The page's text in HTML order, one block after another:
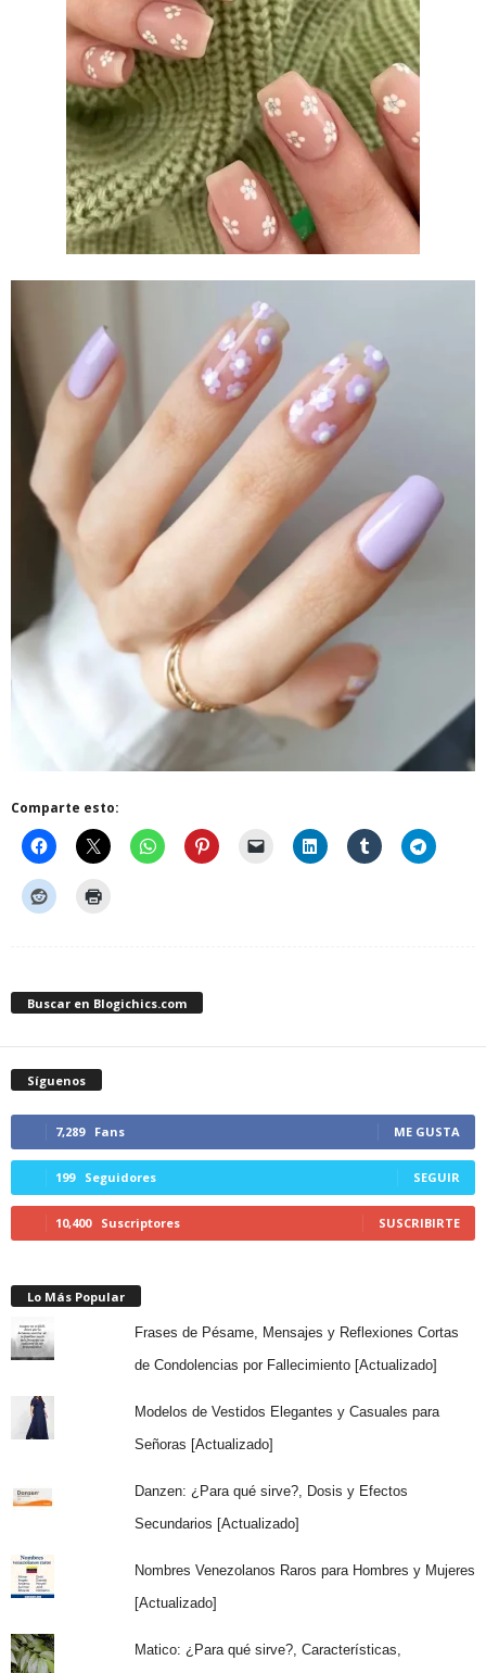
Comparte esto:
Buscar en Blogichics.com
Síguenos
7,289 Fans ME GUSTA
199 Seguidores SEGUIR
10,400 Suscriptores SUSCRIBIRTE
Lo Más Popular
Frases de Pésame, Mensajes y Reflexiones Cortas
de Condolencias por Fallecimiento [Actualizado]
Modelos de Vestidos Elegantes y Casuales para
Señoras [Actualizado]
Danzen: ¿Para qué sirve?, Dosis y Efectos
Secundarios [Actualizado]
Nombres Venezolanos Raros para Hombres y Mujeres
[Actualizado]
Matico: ¿Para qué sirve?, Características,